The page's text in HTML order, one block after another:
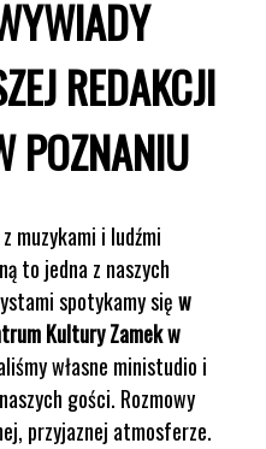
REDAKCJI
POZNANIU
muzykami i ludźmi
to jedna z naszych
spotykamy sięw
Kultury Zamek w
własne ministudio i
gości. Rozmowy
przyjaznej atmosferze.